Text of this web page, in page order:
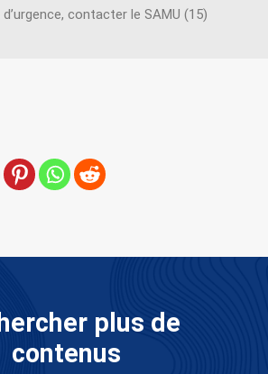
contacter le SAMU (15)
plus de
contenus